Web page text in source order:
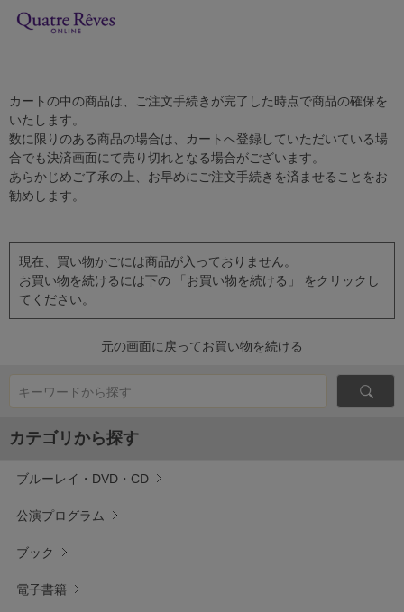
カートの中の商品は、ご注文手続きが完了した時点で商品の確保を
いたします。
数に限りのある商品の場合は、カートへ登録していただいている場
合でも決済画面にて売り切れとなる場合がございます。
あらかじめご了承の上、お早めにご注文手続きを済ませることをお
勧めします。
現在、買い物かごには商品が入っておりません。
お買い物を続けるには下の 「お買い物を続ける」 をクリックし
てください。
元の画面に戻ってお買い物を続ける
キーワードから探す
カテゴリから探す
ブルーレイ・DVD・CD
公演プログラム
ブック
電子書籍